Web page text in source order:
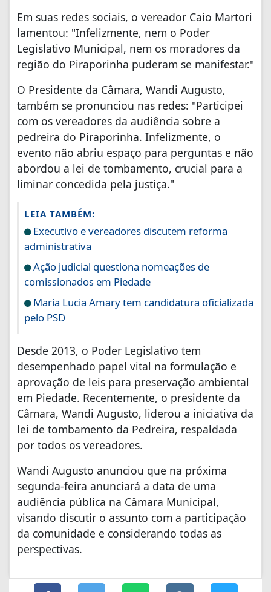
Em suas redes sociais, o vereador Caio Martori
lamentou: "Infelizmente, nem o Poder
Legislativo Municipal, nem os moradores da
região do Piraporinha puderam se manifestar."
O Presidente da Câmara, Wandi Augusto,
também se pronunciou nas redes: "Participei
com os vereadores da audiência sobre a
pedreira do Piraporinha. Infelizmente, o
evento não abriu espaço para perguntas e não
abordou a lei de tombamento, crucial para a
liminar concedida pela justiça."
LEIA TAMBÉM:
Executivo e vereadores discutem reforma
administrativa
Ação judicial questiona nomeações de
comissionados em Piedade
Maria Lucia Amary tem candidatura oficializada
pelo PSD
Desde 2013, o Poder Legislativo tem
desempenhado papel vital na formulação e
aprovação de leis para preservação ambiental
em Piedade. Recentemente, o presidente da
Câmara, Wandi Augusto, liderou a iniciativa da
lei de tombamento da Pedreira, respaldada
por todos os vereadores.
Wandi Augusto anunciou que na próxima
segunda-feira anunciará a data de uma
audiência pública na Câmara Municipal,
visando discutir o assunto com a participação
da comunidade e considerando todas as
perspectivas.